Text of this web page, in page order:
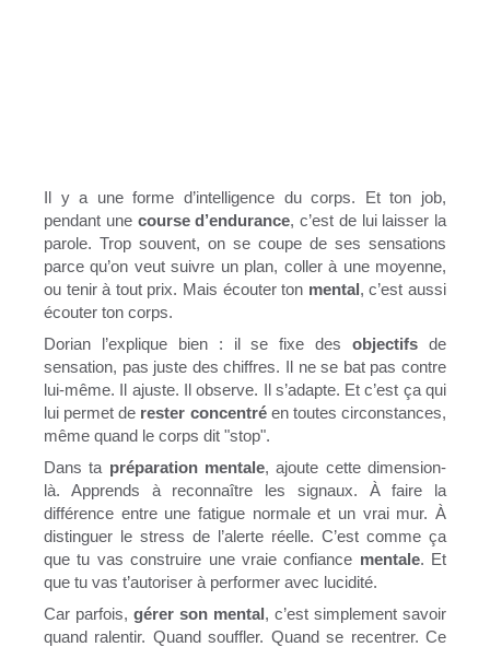
Il y a une forme d’intelligence du corps. Et ton job,
pendant unecourse d’endurance, c’est de lui laisser la
parole. Trop souvent, on se coupe de ses sensations
parce qu’on veut suivre un plan, coller à une moyenne,
ou tenir à tout prix. Mais écouter ton mental, c’est aussi
écouter ton corps.
Dorian l’explique bien : il se fixe desobjectifsde
sensation, pas juste des chiffres. Il ne se bat pas contre
lui-même. Il ajuste. Il observe. Il s’adapte. Et c’est ça qui
lui permet de rester concentréen toutes circonstances,
même quand le corps dit "stop".
Dans ta préparation mentale, ajoute cette dimension-
là. Apprends à reconnaître les signaux. À faire la
différence entre une fatigue normale et un vrai mur. À
distinguer le stress de l’alerte réelle. C’est comme ça
que tu vas construire une vraie confiance mentale. Et
que tu vas t’autoriser à performer avec lucidité.
Car parfois, gérer son mental, c’est simplement savoir
quand ralentir. Quand souffler. Quand se recentrer. Ce